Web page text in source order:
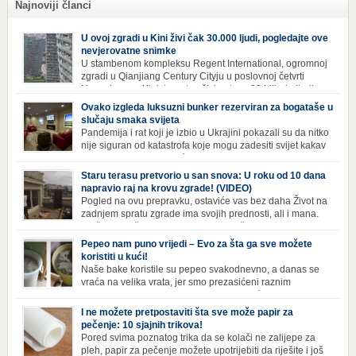
Najnoviji članci
U ovoj zgradi u Kini živi čak 30.000 ljudi, pogledajte ove
nevjerovatne snimke
U stambenom kompleksu Regent International, ogromnoj
zgradi u Qianjiang Century Cityju u poslovnoj četvrti
Hangzhoua u Kini, trenutno živi gotovo 30 hiljada ljudi,
koji nikad ne moraju izaći iz njega. Naime, s obzirom na to da unutar
zgrade mogu pronaći sve potrepštine koje im zatrebaju, stanari ovog
kompleksa zapravo nemaju potrebe izlaziti izvan njega ako […]
Ovako izgleda luksuzni bunker rezerviran za bogataše u
slučaju smaka svijeta
Pandemija i rat koji je izbio u Ukrajini pokazali su da nitko
nije siguran od katastrofa koje mogu zadesiti svijet kakav
poznajemo. I dok se većina ljudi nada da situacija u
svijetu neće postati još gora te da su prijetnje nuklearnim oružjem
isprazne, ima i onih koji se spremaju za najgori scenariji. Naime,
Survival Condo […]
Staru terasu pretvorio u san snova: U roku od 10 dana
napravio raj na krovu zgrade! (VIDEO)
Pogled na ovu prepravku, ostaviće vas bez daha Život na
zadnjem spratu zgrade ima svojih prednosti, ali i mana.
Izloženost kiši, suncu, vetru i snijegu čini da se materijali
brže troše, a terasa poprimi ruiniran izgled. Ovaj muškarac je promijenio
sve, kada je renovirao terasu i sebi stvorio zaista rajski kutak. Uživajte i
vi u […]
Pepeo nam puno vrijedi – Evo za šta ga sve možete
koristiti u kući!
Naše bake koristile su pepeo svakodnevno, a danas se
vraća na velika vrata, jer smo prezasićeni raznim
Izbjeljivač bez premca Čak i kada se pere najboljim deterdžentima, uz
dodatak izbjeljivača, rublje ne dobija blistavu bjelinu. Možda niste znali
da je cijeđ drvenog pepela fenomenalno sredstvo za pranje bijelog […]
I ne možete pretpostaviti šta sve može papir za
pečenje: 10 sjajnih trikova!
Pored svima poznatog trika da se kolači ne zalijepe za
pleh, papir za pečenje možete upotrijebiti da riješite i još